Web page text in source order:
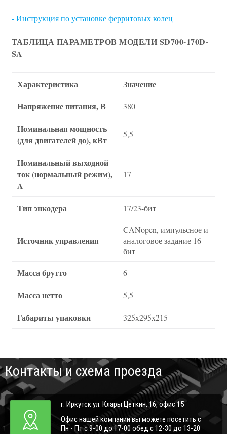
-Инструкция по установке ферритовых колец
ТАБЛИЦА ПАРАМЕТРОВ МОДЕЛИ SD700-170D-
SA
Характеристика
Значение
Напряжение питания, В
380
Номинальная мощность
(для двигателей до), кВт
5,5
Номинальный выходной
ток (нормальный режим),
A
17
Тип энкодера 17/23-бит
Источник управления
CANopen, импульсное и
аналоговое задание 16
бит
Масса брутто 6
Масса нетто 5,5
Габариты упаковки 325x295x215
Контакты и схема проезда
г. Иркутск ул. Клары Цеткин, 16, офис 15
Офис нашей компании вы можете посетить с
Пн - Пт с 9-00 до 17-00 обед с 12-30 до 13-20